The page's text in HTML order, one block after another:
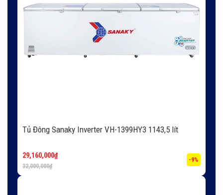
Tủ Đông Sanaky Inverter VH-1399HY3 1143,5 lít
32,000,000₫
29,160,000₫
-9%